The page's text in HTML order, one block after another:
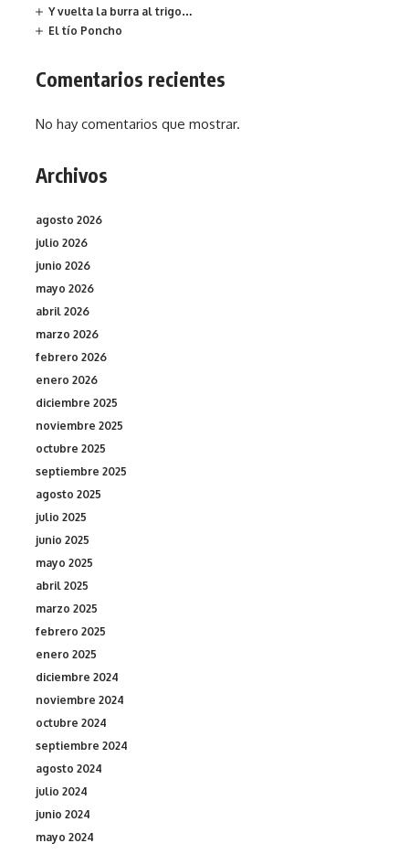
Y vuelta la burra al trigo…
El tío Poncho
Comentarios recientes
No hay comentarios que mostrar.
Archivos
agosto 2026
julio 2026
junio 2026
mayo 2026
abril 2026
marzo 2026
febrero 2026
enero 2026
diciembre 2025
noviembre 2025
octubre 2025
septiembre 2025
agosto 2025
julio 2025
junio 2025
mayo 2025
abril 2025
marzo 2025
febrero 2025
enero 2025
diciembre 2024
noviembre 2024
octubre 2024
septiembre 2024
agosto 2024
julio 2024
junio 2024
mayo 2024